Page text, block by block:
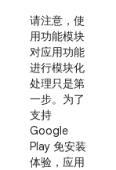
请注意，使
用功能模块
对应用功能
进行模块化
处理只是第
一步。为了
支持
Google
Play 免安装
体验，应用